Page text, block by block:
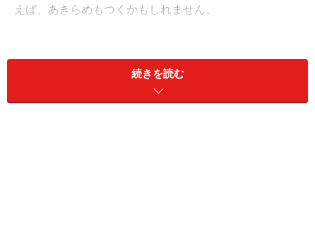
えば、あきらめもつくかもしれません。
続きを読む